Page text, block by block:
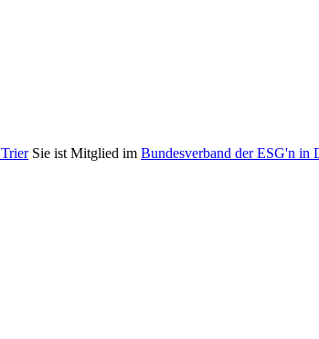
Sie ist Mitglied im Bundesverband der ESG'n in